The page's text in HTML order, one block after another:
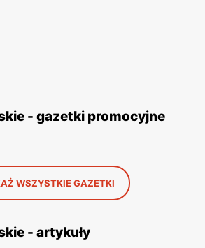
- gazetki promocyjne
WSZYSTKIE GAZETKI
- artykuły